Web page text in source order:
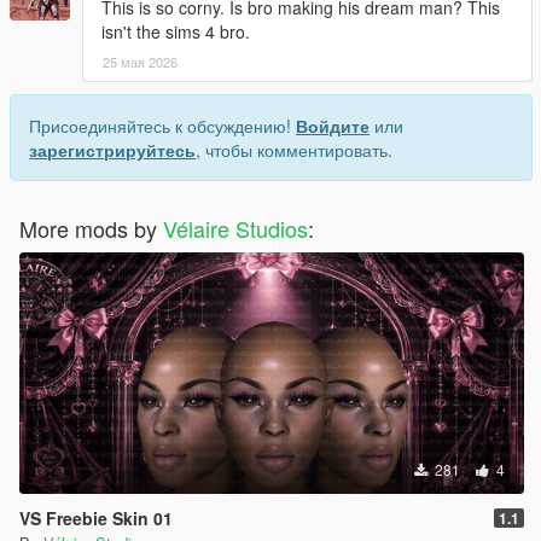
This is so corny. Is bro making his dream man? This
isn't the sims 4 bro.
25 мая 2026
Присоединяйтесь к обсуждению! Войдите или
зарегистрируйтесь, чтобы комментировать.
More mods byVélaire Studios:
281 4
VS Freebie Skin 01 1.1